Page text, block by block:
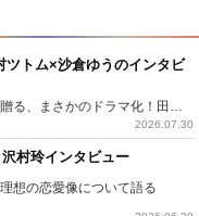
ツトム×沙倉ゆうのインタビ
2026.07.30
沢村玲インタビュー
想の恋愛像について語る